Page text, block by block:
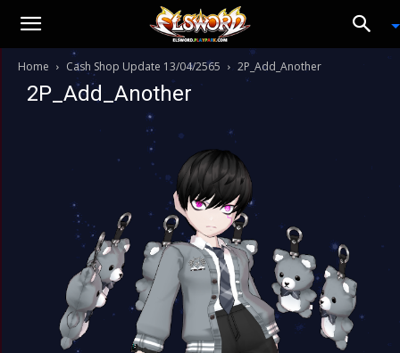
Home Cash Shop Update 13/04/2565 2P_Add_Another
2P_Add_Another